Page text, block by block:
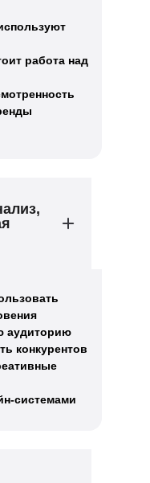
работа над
аудиторию
конкурентов
системами